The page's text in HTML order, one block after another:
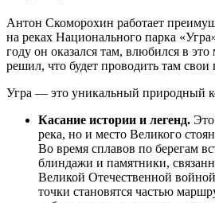
Антон Скоморохин работает
на реках Национального парка
году он оказался там, влюбился в это
решил, что будет проводить там свои
Угра — это уникальный природный
Касание истории и легенд. Это
река, но и место Великого
Во время сплавов по берегам
блиндажи и памятники,
Великой Отечественной
точки становятся частью